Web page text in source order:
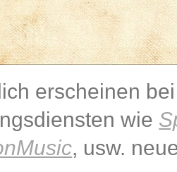
erscheinen
wie
, usw.